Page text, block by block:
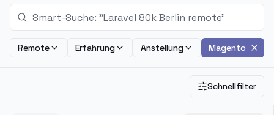
Remote Erfahrung Anstellung Magento
Schnellfilter